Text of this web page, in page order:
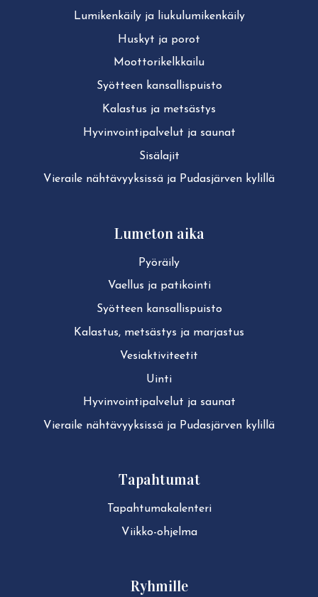
Lu­mi­ken­käi­ly ja liu­ku­lu­mi­ken­käi­ly
Huskyt ja porot
Moot­to­ri­kelk­kai­lu
Syötteen kan­sal­lis­puis­to
Kalastus ja metsästys
Hy­vin­voin­ti­pal­ve­lut ja saunat
Sisälajit
Vieraile näh­tä­vyyk­sis­sä ja Pudasjärven kylillä
Lumeton aika
Pyöräily
Vaellus ja patikointi
Syötteen kan­sal­lis­puis­to
Kalastus, metsästys ja marjastus
Ve­siak­ti­vi­tee­tit
Uinti
Hy­vin­voin­ti­pal­ve­lut ja saunat
Vieraile näh­tä­vyyk­sis­sä ja Pudasjärven kylillä
Tapahtumat
Ta­pah­tu­ma­ka­len­te­ri
Viikko-ohjelma
Ryhmille